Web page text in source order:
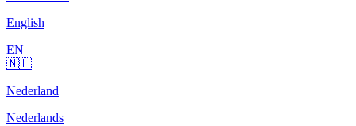
English
EN
🇳🇱
Nederland
Nederlands